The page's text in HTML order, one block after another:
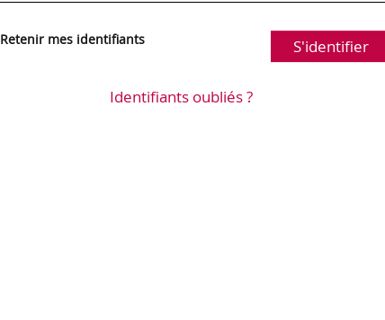
Retenir mes identifiants S'identifier
Identifiants oubliés ?